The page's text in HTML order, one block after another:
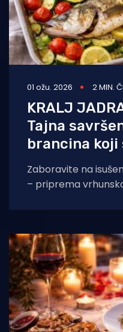
01 ožu. 2026 2 MIN.
KRALJ
Tajna
brancina
Zaboravite na
– priprema
chefove.